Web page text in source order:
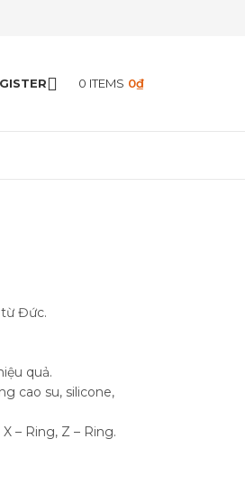
0 ITEMS 0₫
từ Đức.
quả.
cao su, silicone,
– Ring, Z – Ring.